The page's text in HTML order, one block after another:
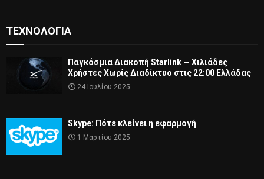
ΤΕΧΝΟΛΟΓΊΑ
Παγκόσμια Διακοπή Starlink — Χιλιάδες
Χρήστες Χωρίς Διαδίκτυο στις 22:00 Ελλάδας
24 Ιουλίου 2025
Skype: Πότε κλείνει η εφαρμογή
1 Μαρτίου 2025